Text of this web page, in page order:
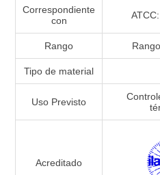
Correspondiente
con
Rango
Tipo de material
Uso Previsto
Acreditado